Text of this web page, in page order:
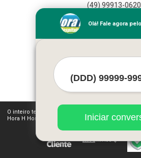
(49) 99913-0620
Home
Contato
O inteiro teor deste site está sujeito à proteção
Hora H Hospitalar (Lei 9610 de 19/02/1998)
Olá! Fale agora
Iniciar